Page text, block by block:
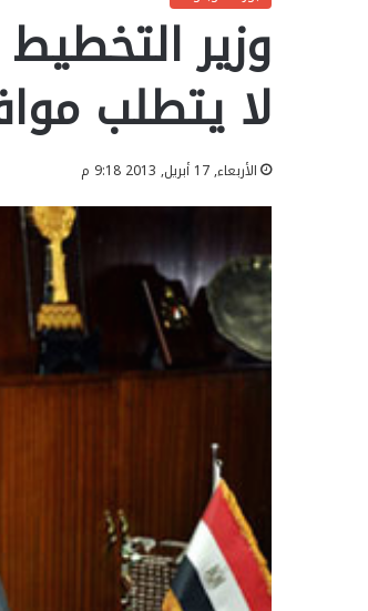
وزير
لا يتطلب
الأربعاء, 17 أبريل, 2013 9:18 م